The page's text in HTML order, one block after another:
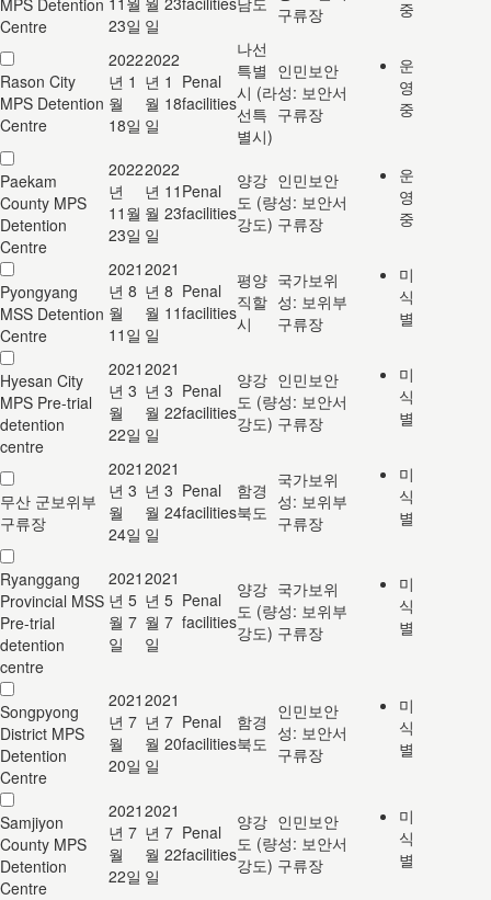
MPS Detention
Centre
23일 일
구류장
중
Rason City
MPS Detention
Centre
2022
년 1
월
18일
2022
년 1
월 18
일
Penal
facilities
나선
특별
시 (라
선특
별시)
인민보안
성: 보안서
구류장
운
영
중
Paekam
County MPS
Detention
Centre
2022
년
11월
23일
2022
년 11
월 23
일
Penal
facilities
양강
도 (량
강도)
인민보안
성: 보안서
구류장
운
영
중
Pyongyang
MSS Detention
Centre
2021
년 8
월
11일
2021
년 8
월 11
일
Penal
facilities
평양
직할
시
국가보위
성: 보위부
구류장
미
식
별
Hyesan City
MPS Pre-trial
detention
centre
2021
년 3
월
22일
2021
년 3
월 22
일
Penal
facilities
양강
도 (량
강도)
인민보안
성: 보안서
구류장
미
식
별
무산 군보위부
구류장
2021
년 3
월
24일
2021
년 3
월 24
일
Penal
facilities
함경
북도
국가보위
성: 보위부
구류장
미
식
별
Ryanggang
Provincial MSS
Pre-trial
detention
centre
2021
년 5
월 7
일
2021
년 5
월 7
일
Penal
facilities
양강
도 (량
강도)
국가보위
성: 보위부
구류장
미
식
별
Songpyong
District MPS
Detention
Centre
2021
년 7
월
20일
2021
년 7
월 20
일
Penal
facilities
함경
북도
인민보안
성: 보안서
구류장
미
식
별
Samjiyon
County MPS
Detention
Centre
2021
년 7
월
22일
2021
년 7
월 22
일
Penal
facilities
양강
도 (량
강도)
인민보안
성: 보안서
구류장
미
식
별